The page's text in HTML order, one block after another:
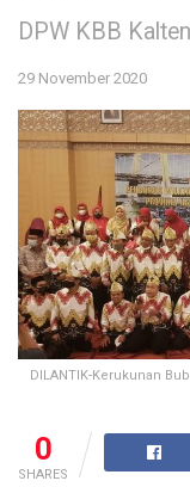
DPW KBB
29 November 2020
DILANTIK-Kerukunan
0
SHARES